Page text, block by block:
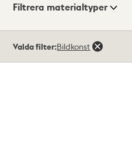
Visningsläge
Filtrera materialtyper
träffar
Valda filter:Bildkonst